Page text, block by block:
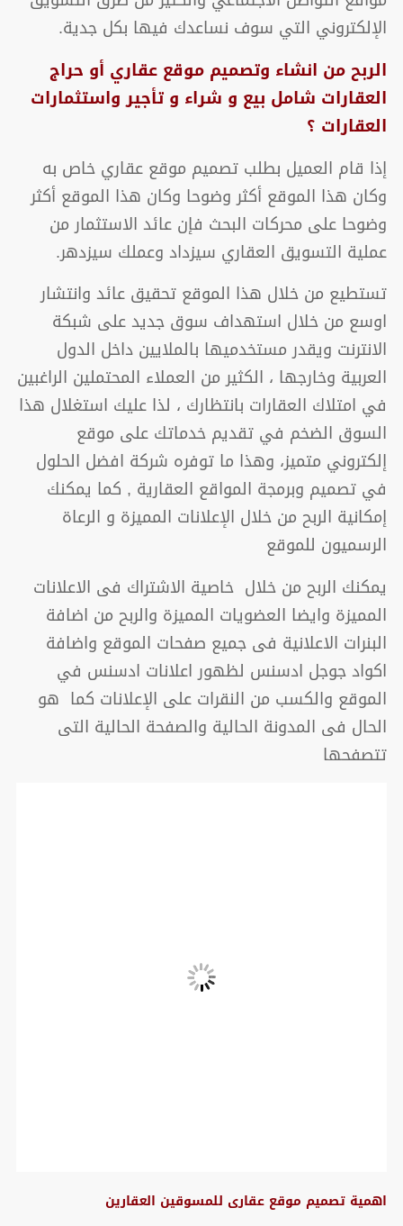
الإلكتروني التي سوف نساعدك فيها بكل جدية.
الربح من انشاء وتصميم موقع عقاري أو حراج
العقارات شامل بيع و شراء و تأجير واستثمارات
العقارات ؟
إذا قام العميل بطلب تصميم موقع عقاري خاص به
وكان هذا الموقع أكثر وضوحا وكان هذا الموقع أكثر
وضوحا على محركات البحث فإن عائد الاستثمار من
عملية التسويق العقاري سيزداد وعملك سيزدهر.
تستطيع من خلال هذا الموقع تحقيق عائد وانتشار
اوسع من خلال استهداف سوق جديد على شبكة
الانترنت ويقدر مستخدميها بالملايين داخل الدول
العربية وخارجها ، الكثير من العملاء المحتملين الراغبين
في امتلاك العقارات بانتظارك ، لذا عليك استغلال هذا
السوق الضخم في تقديم خدماتك على موقع
إلكتروني متميز، وهذا ما توفره شركة افضل الحلول
في تصميم وبرمجة المواقع العقارية , كما يمكنك
إمكانية الربح من خلال الإعلانات المميزة و الرعاة
الرسميون للموقع
يمكنك الربح من خلال خاصية الاشتراك فى الاعلانات
المميزة وايضا العضويات المميزة والربح من اضافة
البنرات الاعلانية فى جميع صفحات الموقع واضافة
اكواد جوجل ادسنس لظهور اعلانات ادسنس في
الموقع والكسب من النقرات على الإعلانات كما هو
الحال فى المدونة الحالية والصفحة الحالية التى
تتصفحها
اهمية تصميم موقع عقارى للمسوقين العقارين